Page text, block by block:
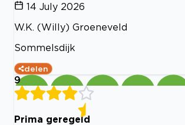
14 July 2026
W.K. (Willy) Groeneveld
Sommelsdijk
delen
9
Prima geregeld